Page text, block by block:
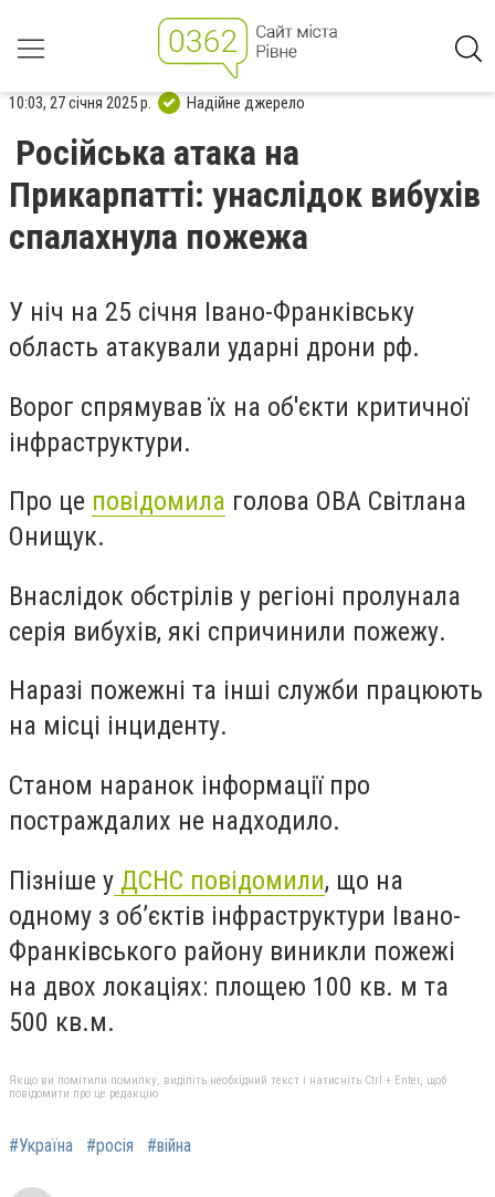
10:03, 27 січня 2025 р. Надійне джерело
Російська атака на
Прикарпатті: унаслідок вибухів
спалахнула пожежа
У ніч на 25 січня Івано-Франківську
область атакували ударні дрони рф.
Ворог спрямував їх на об'єкти критичної
інфраструктури.
Про це повідомила голова ОВА Світлана
Онищук.
Внаслідок обстрілів у регіоні пролунала
серія вибухів, які спричинили пожежу.
Наразі пожежні та інші служби працюють
на місці інциденту.
Станом наранок інформації про
постраждалих не надходило.
Пізніше у ДСНС повідомили, що на
одному з об’єктів інфраструктури Івано-
Франківського району виникли пожежі
на двох локаціях: площею 100 кв. м та
500 кв.м.
Якщо ви помітили помилку, виділіть необхідний текст і натисніть Ctrl + Enter, щоб
повідомити про це редакцію
#Україна #росія #війна